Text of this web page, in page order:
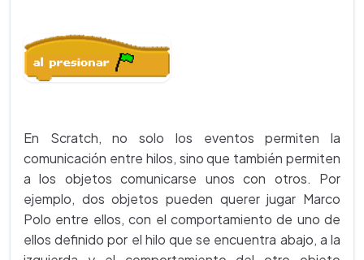
En Scratch, no solo los eventos permiten la
comunicación entre hilos, sino que también permiten
a los objetos comunicarse unos con otros. Por
ejemplo, dos objetos pueden querer jugar Marco
Polo entre ellos, con el comportamiento de uno de
ellos definido por el hilo que se encuentra abajo, a la